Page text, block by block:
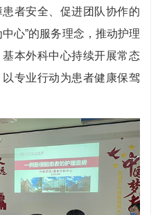
者安全、促进团队协作的
心”的服务理念，推动护理
本外科中心持续开展常态
专业行动为患者健康保驾